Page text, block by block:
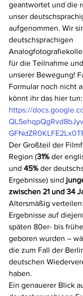
geantwortet und die
unser
aufgenommen. Wir
deutschsprachigen
für die Teilnahme
unserer Bewegung!
Formular noch nicht
könnt ihr das hier tun:
https://
Der Großteil der
Region (31% der
und 45% der
Ergebnisse) sind
zwischen 21 und 34
Altersmäßig
Ergebnisse auf
späten 80er- bis
geboren wurden –
die zum Fall der
deutschen
haben.
Ein genauerer Blick